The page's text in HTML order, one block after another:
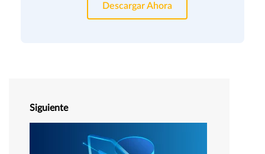
Descargar Ahora
Siguiente